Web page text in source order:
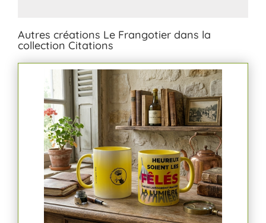
Autres créations Le Frangotier dans la
collection Citations